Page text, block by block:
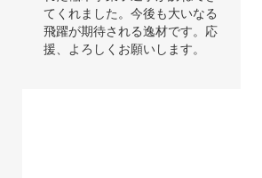
てくれました。今後も大いなる
飛躍が期待される逸材です。応
援、よろしくお願いします。